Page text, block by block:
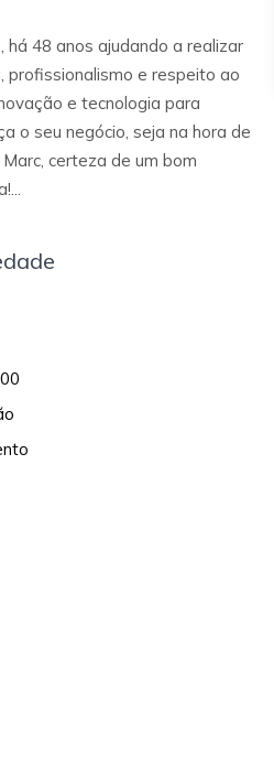
há 48 anos ajudando a realizar
profissionalismo e respeito ao
e tecnologia para
o seu negócio, seja na hora de
certeza de um bom